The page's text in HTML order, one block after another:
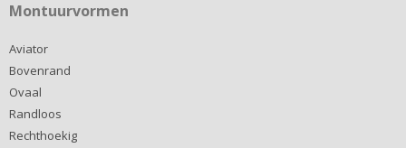
Montuurvormen
Aviator
Bovenrand
Ovaal
Randloos
Rechthoekig